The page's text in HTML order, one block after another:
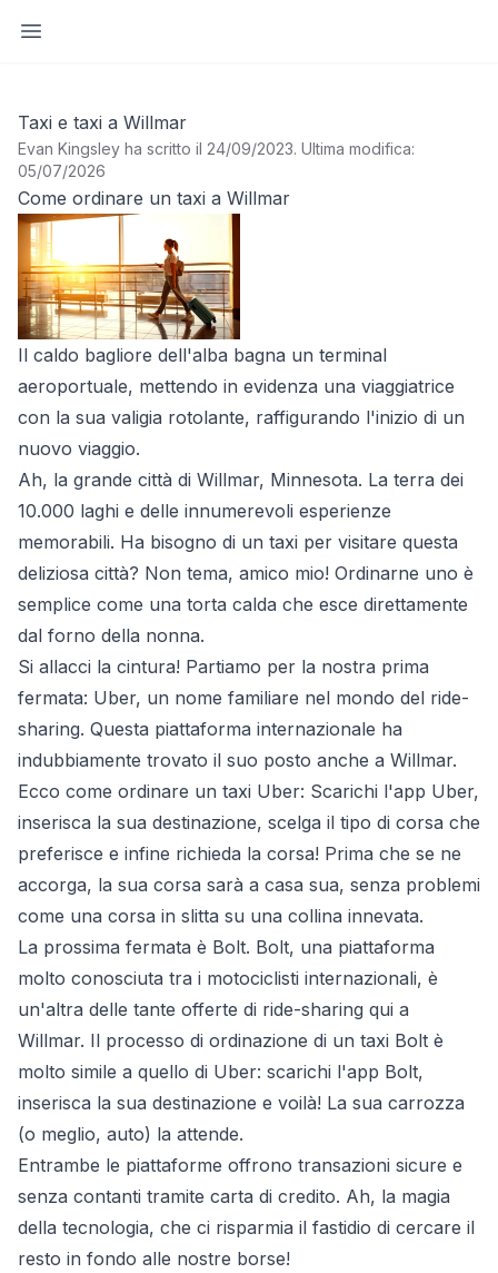
Apri barra laterale
Taxi e taxi a Willmar
Evan Kingsley ha scritto il 24/09/2023. Ultima modifica:
05/07/2026
Come ordinare un taxi a Willmar
Il caldo bagliore dell'alba bagna un terminal
aeroportuale, mettendo in evidenza una viaggiatrice
con la sua valigia rotolante, raffigurando l'inizio di un
nuovo viaggio.
Ah, la grande città di Willmar, Minnesota. La terra dei
10.000 laghi e delle innumerevoli esperienze
memorabili. Ha bisogno di un taxi per visitare questa
deliziosa città? Non tema, amico mio! Ordinarne uno è
semplice come una torta calda che esce direttamente
dal forno della nonna.
Si allacci la cintura! Partiamo per la nostra prima
fermata: Uber, un nome familiare nel mondo del ride-
sharing. Questa piattaforma internazionale ha
indubbiamente trovato il suo posto anche a Willmar.
Ecco come ordinare un taxi Uber: Scarichi l'app Uber,
inserisca la sua destinazione, scelga il tipo di corsa che
preferisce e infine richieda la corsa! Prima che se ne
accorga, la sua corsa sarà a casa sua, senza problemi
come una corsa in slitta su una collina innevata.
La prossima fermata è Bolt. Bolt, una piattaforma
molto conosciuta tra i motociclisti internazionali, è
un'altra delle tante offerte di ride-sharing qui a
Willmar. Il processo di ordinazione di un taxi Bolt è
molto simile a quello di Uber: scarichi l'app Bolt,
inserisca la sua destinazione e voilà! La sua carrozza
(o meglio, auto) la attende.
Entrambe le piattaforme offrono transazioni sicure e
senza contanti tramite carta di credito. Ah, la magia
della tecnologia, che ci risparmia il fastidio di cercare il
resto in fondo alle nostre borse!